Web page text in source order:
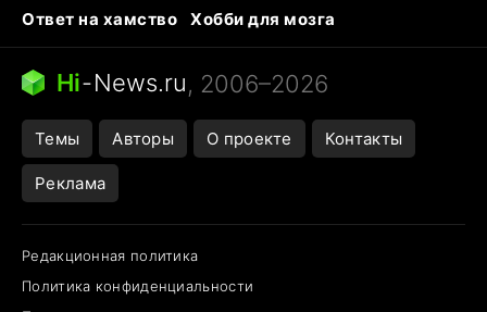
Ответ на хамство
Хобби для мозга
Бензин 100 vs 95
Тунцы в океанариуме
Следующая пандемия
Hi-News.ru, 2006–2026
Темы Авторы О проекте Контакты
Реклама
Редакционная политика
Политика конфиденциальности